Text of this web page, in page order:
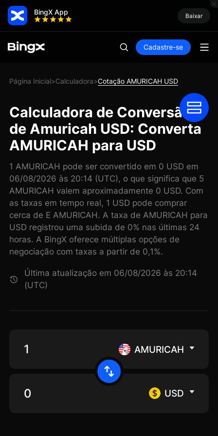
BingX App Baixar
Cadastre-se
Página Inicial>Calculadora>Cotação AMURICAH USD
Calculadora de Conversão
de Amuricah USD: Converta
AMURICAH para USD
1 AMURICAH pode ser convertido em 0 USD em
06/08/2026 às 20:14 (UTC), o que significa que 5
AMURICAH valem aproximadamente 0 USD. Com
as taxas em tempo real, 1 USD pode comprar
cerca de E AMURICAH. A taxa de AMURICAH para
USD registrou uma subida de 0% nas últimas 24
horas. A BingX oferece múltiplas opções de
negociação com taxas a partir de 0,1%.
Última atualização em 06/08/2026 às 20:14
(UTC)
AMURICAH
USD